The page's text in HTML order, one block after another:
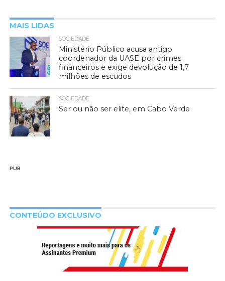
MAIS LIDAS
SOCIEDADE
Ministério Público acusa antigo
coordenador da UASE por crimes
financeiros e exige devolução de 1,7
milhões de escudos
SOCIEDADE
Ser ou não ser elite, em Cabo Verde
PUB
CONTEÚDO EXCLUSIVO